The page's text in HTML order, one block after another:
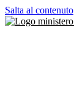
Salta al contenuto